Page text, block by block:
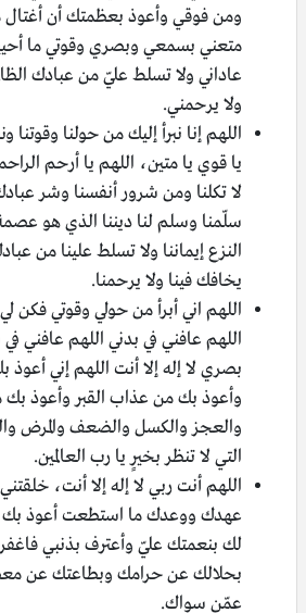
ومن فوقي وأعوذ بعظمتك أن أغتال
متعني بسمعي وبصري وقوتي ما
عاداني ولا تسلط عليّ من عبادك
ولا يرحمني.
اللهم إنا نبرأ إليك من حولنا
يا قوي يا متين، اللهم يا أرحم
لا تكلنا ومن شرور أنفسنا وشر
سلّمنا وسلم لنا ديننا الذي هو
النزع إيماننا ولا تسلط علينا من
يخافك فينا ولا يرحمنا.
اللهم اني أبرأ من حولي وقوتي فكن لي
اللهم عافني في بدني اللهم عافني
بصري لا إله إلا أنت اللهم إني أعوذ
وأعوذ بك من عذاب القبر وأعوذ
والعجز والكسل والضعف والمرض
التي لا تنظر بخيرٍ يا رب العالمين.
اللهم أنت ربي لا إله إلا أنت،
عهدك ووعدك ما استطعت أعوذ
لك بنعمتك عليّ وأعترف بذنبي
بحلالك عن حرامك وبطاعتك عن
عمّن سواك.